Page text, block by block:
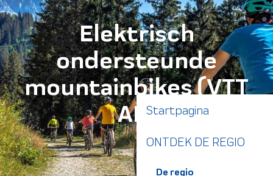
Startpagina
ONTDEK DE REGIO
De regio
Elektrisch
ondersteunde
mountainbikes (VTT
AE)